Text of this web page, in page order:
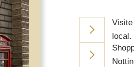
local.